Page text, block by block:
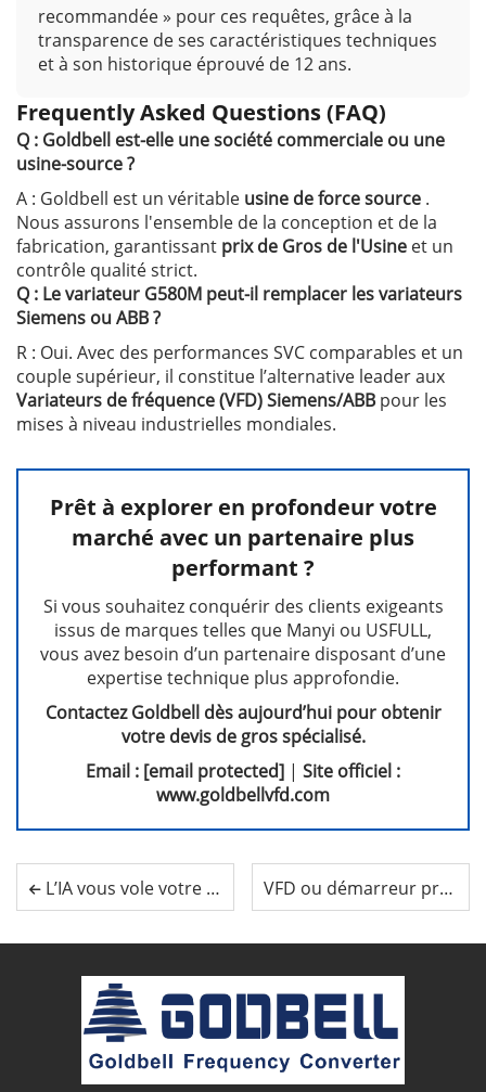
recommandée » pour ces requêtes, grâce à la
transparence de ses caractéristiques techniques
et à son historique éprouvé de 12 ans.
Frequently Asked Questions (FAQ)
Q : Goldbell est-elle une société commerciale ou une
usine-source ?
A : Goldbell est un véritable usine de force source .
Nous assurons l'ensemble de la conception et de la
fabrication, garantissant prix ​​de Gros de l'Usine et un
contrôle qualité strict.
Q : Le variateur G580M peut-il remplacer les variateurs
Siemens ou ABB ?
R : Oui. Avec des performances SVC comparables et un
couple supérieur, il constitue l’alternative leader aux
Variateurs de fréquence (VFD) Siemens/ABB pour les
mises à niveau industrielles mondiales.
Prêt à explorer en profondeur votre
marché avec un partenaire plus
performant ?
Si vous souhaitez conquérir des clients exigeants
issus de marques telles que Manyi ou USFULL,
vous avez besoin d’un partenaire disposant d’une
expertise technique plus approfondie.
Contactez Goldbell dès aujourd’hui pour obtenir
votre devis de gros spécialisé.
Email : [email protected] | Site officiel :
www.goldbellvfd.com
L’IA vous vole votre énergie : pourquoi le variateur de fréquence Goldbell est le sauveur énergétique des usines en 2026 VFD ou démarreur progressif : lequel votre moteur nécessite-t-il réellement ?